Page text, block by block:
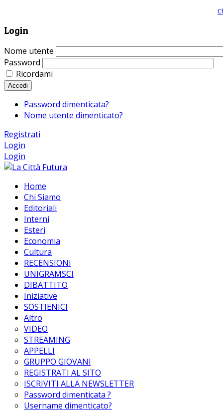
Login
Nome utente
Password
Ricordami
Accedi
Password dimenticata?
Nome utente dimenticato?
Registrati
Login
Login
Home
Chi Siamo
Editoriali
Interni
Esteri
Economia
Cultura
RECENSIONI
UNIGRAMSCI
DIBATTITO
Iniziative
SOSTIENICI
Altro
VIDEO
STREAMING
APPELLI
GRUPPO GIOVANI
REGISTRATI AL SITO
ISCRIVITI ALLA NEWSLETTER
Password dimenticata ?
Username dimenticato?